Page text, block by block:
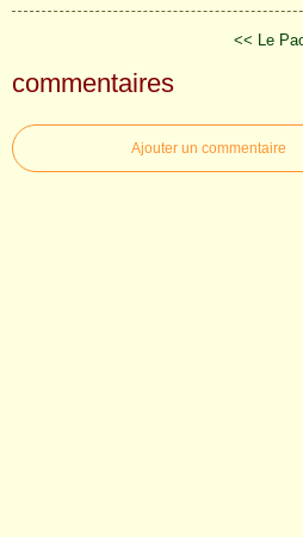
<< Le
commentaires
Ajouter un commentaire